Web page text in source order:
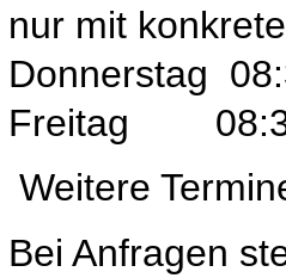
nur mit
Donnerstag
Freitag 08:30
Weitere
Bei Anfragen